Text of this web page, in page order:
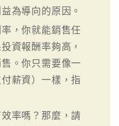
為導向的原因。
，你就能銷售任
資報酬率夠高，
。你只需要像一
薪資）一樣，指
效率嗎？那麼，請